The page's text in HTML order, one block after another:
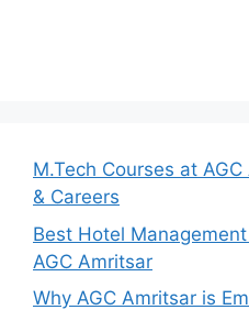
M.Tech Courses at
& Careers
Best Hotel Management
AGC Amritsar
Why AGC Amritsar is